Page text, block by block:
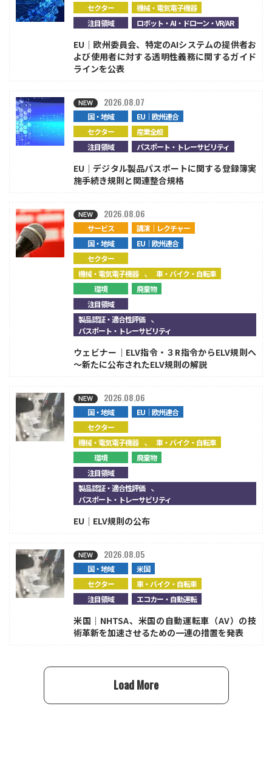
セクター
機械・電気電子機器
注目領域
ロボット・AI・ドローン・VR/AR
EU｜欧州委員会、特定のAIシステムの提供者お
よび使用者に対する透明性義務に関するガイド
ラインを公表
国・地域
EU｜欧州連合
セクター
産業全般
注目領域
パスポート・トレーサビリティ
2026.08.07
EU｜デジタル製品パスポートに関する登録簿実
施手続き規則と関連整合規格
サービス
講演｜レクチャー
国・地域
EU｜欧州連合
セクター
機械・電気電子機器 、車・バイク・自転車
環境
廃棄物
注目領域
製品認証・適合性評価 、
パスポート・トレーサビリティ
2026.08.06
ウェビナー｜ELV指令・３R指令からELV規則へ
～新たに公布されたELV規則の解説
国・地域
EU｜欧州連合
セクター
機械・電気電子機器 、車・バイク・自転車
環境
廃棄物
注目領域
製品認証・適合性評価 、
パスポート・トレーサビリティ
2026.08.06
EU｜ELV規則の公布
国・地域
米国
セクター
車・バイク・自転車
注目領域
エコカー・自動運転
2026.08.05
米国｜NHTSA、米国の自動運転車（AV）の技
術革新を加速させるための一連の措置を発表
Load More